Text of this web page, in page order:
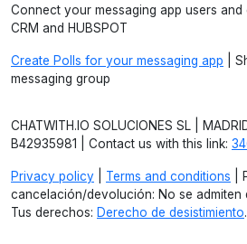
Connect your messaging app users
CRM and HUBSPOT
Create Polls for your messaging app |
messaging group
CHATWITH.IO SOLUCIONES SL |
B42935981 | Contact us with this link:
Privacy policy Terms and conditions |
cancelación/devolución: No se admiten
Tus derechos: Derecho de desistimiento.